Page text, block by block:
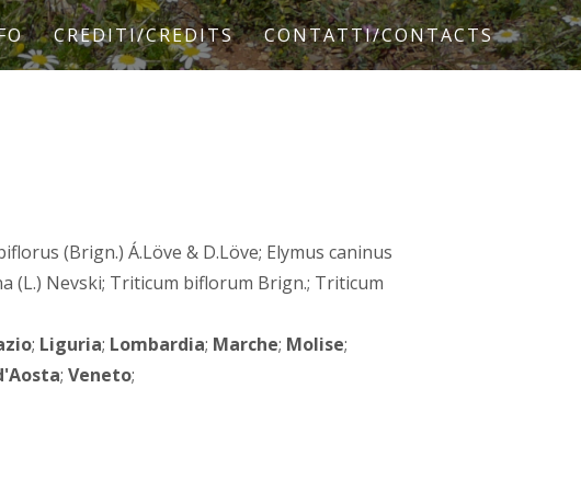
CREDITI/CREDITS CONTATTI/CONTACTS
(Brign.) Á.Löve & D.Löve; Elymus caninus
(L.) Nevski; Triticum biflorum Brign.; Triticum
; Liguria; Lombardia; Marche; Molise;
; Veneto;